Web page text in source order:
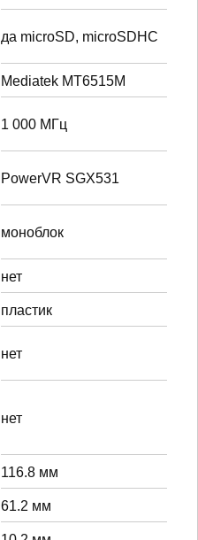
да microSD, microSDHC
Mediatek MT6515M
1 000 МГц
PowerVR SGX531
моноблок
нет
пластик
нет
нет
116.8 мм
61.2 мм